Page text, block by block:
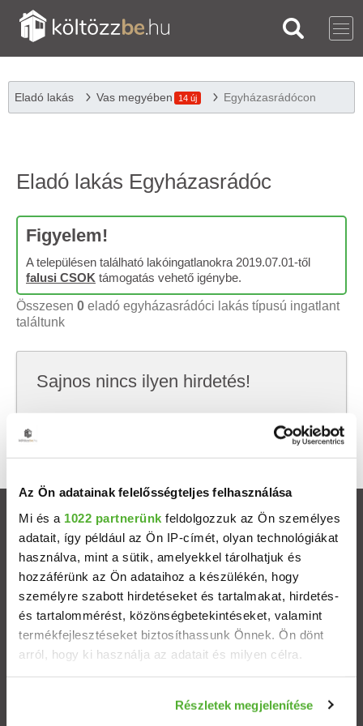
Az Ön adatainak felelősségteljes felhasználása
Mi és a 1022 partnerünk feldolgozzuk az Ön személyes
adatait, így például az Ön IP-címét, olyan technológiákat
használva, mint a sütik, amelyekkel tárolhatjuk és
hozzáférünk az Ön adataihoz a készülékén, hogy
személyre szabott hirdetéseket és tartalmakat, hirdetés-
és tartalommérést, közönségbetekintéseket, valamint
termékfejlesztéseket biztosíthassunk Önnek. Ön dönt
arról, hogy ki használja az adatait és milyen célra.
Információgyűjtés az Ön földrajzi elhelyezkedéséről
Részletek megjelenítése
Eladó lakás Vas megyében 14 új Egyházasrádócon
Eladó lakás Egyházasrádóc
Figyelem!
A településen található lakóingatlanokra 2019.07.01-től
falusi CSOK támogatás vehető igénybe.
Összesen 0 eladó egyházasrádóci lakás típusú ingatlant
találtunk
Sajnos nincs ilyen hirdetés!
keresni, hátha akkor megtalálod, amit keresel.
Ingatlanok
Eladó házak
Eladó lakások
Települések